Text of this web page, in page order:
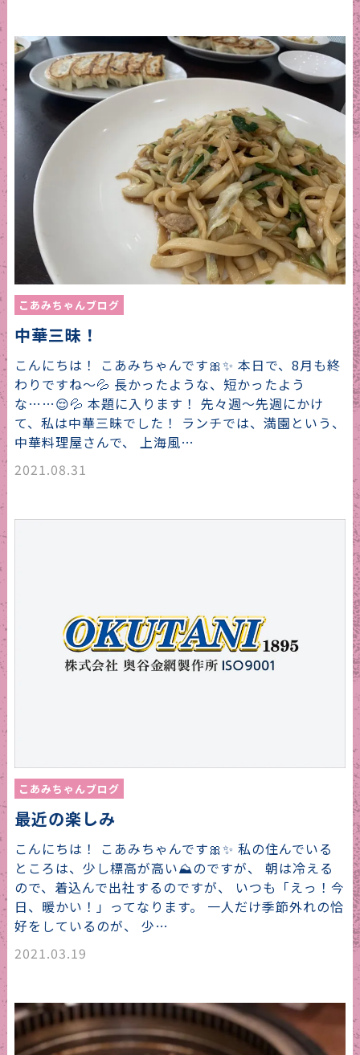
こあみちゃんブログ
中華三昧！
こんにちは！ こあみちゃんです🎀✨ 本日で、8月も終
わりですね～💦 長かったような、短かったよう
な……😌💦 本題に入ります！ 先々週～先週にかけ
て、私は中華三昧でした！ ランチでは、満園という、
中華料理屋さんで、 上海風…
2021.08.31
こあみちゃんブログ
最近の楽しみ
こんにちは！ こあみちゃんです🎀✨ 私の住んでいる
ところは、少し標高が高い⛰のですが、 朝は冷える
ので、着込んで出社するのですが、 いつも「えっ！今
日、暖かい！」ってなります。 一人だけ季節外れの恰
好をしているのが、 少…
2021.03.19